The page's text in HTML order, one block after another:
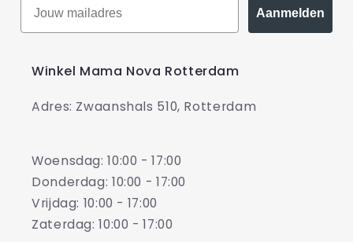
Aanmelden
Winkel Mama Nova Rotterdam
Adres: Zwaanshals 510, Rotterdam
Woensdag: 10:00 - 17:00
Donderdag: 10:00 - 17:00
Vrijdag: 10:00 - 17:00
Zaterdag: 10:00 - 17:00